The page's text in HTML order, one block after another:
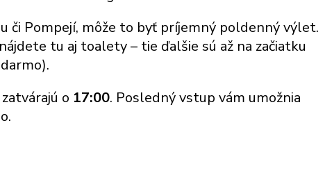
či Pompejí, môže to byť príjemný poldenný výlet.
tu aj toalety – tie ďalšie sú až na začiatku
o 17:00. Posledný vstup vám umožnia